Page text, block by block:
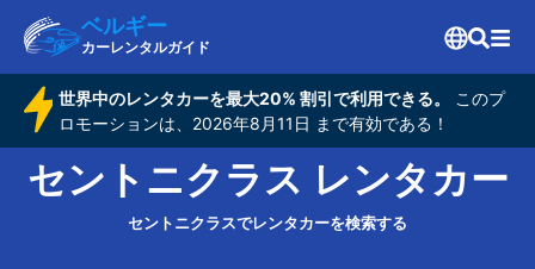
ベルギー
カーレンタルガイド
世界中のレンタカーを最大20% 割引で利用できる。
このプ
ロモーションは、2026年8月11日 まで有効である！
セントニクラス レンタカー
セントニクラスでレンタカーを検索する